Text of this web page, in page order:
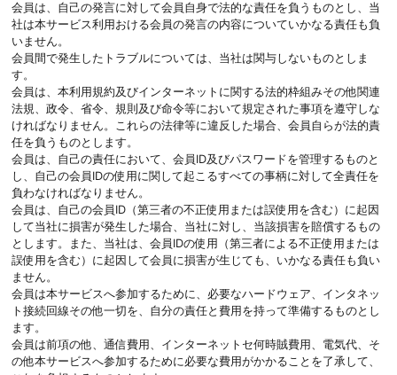
会員は、自己の発言に対して会員自身で法的な責任を負うものとし、当
社は本サービス利用おける会員の発言の内容についていかなる責任も負
いません。
会員間で発生したトラブルについては、当社は関与しないものとしま
す。
会員は、本利用規約及びインターネットに関する法的枠組みその他関連
法規、政令、省令、規則及び命令等において規定された事項を遵守しな
ければなりません。これらの法律等に違反した場合、会員自らが法的責
任を負うものとします。
会員は、自己の責任において、会員ID及びパスワードを管理するものと
し、自己の会員IDの使用に関して起こるすべての事柄に対して全責任を
負わなければなりません。
会員は、自己の会員ID（第三者の不正使用または誤使用を含む）に起因
して当社に損害が発生した場合、当社に対し、当該損害を賠償するもの
とします。また、当社は、会員IDの使用（第三者による不正使用または
誤使用を含む）に起因して会員に損害が生じても、いかなる責任も負い
ません。
会員は本サービスへ参加するために、必要なハードウェア、インタネッ
ト接続回線その他一切を、自分の責任と費用を持って準備するものとし
ます。
会員は前項の他、通信費用、インターネットセ何時賊費用、電気代、そ
の他本サービスへ参加するために必要な費用がかかることを了承して、